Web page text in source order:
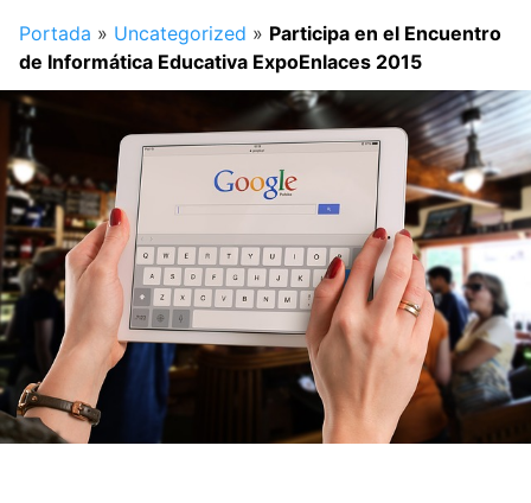
Portada » Uncategorized » Participa en el Encuentro
de Informática Educativa ExpoEnlaces 2015